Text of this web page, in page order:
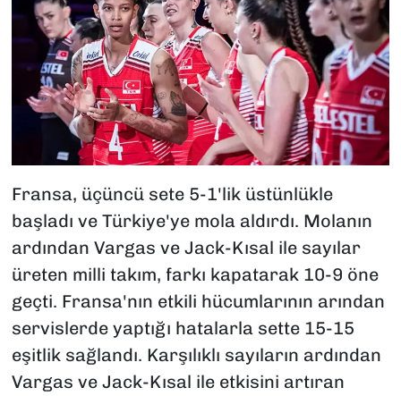
Fransa, üçüncü sete 5-1'lik üstünlükle
başladı ve Türkiye'ye mola aldırdı. Molanın
ardından Vargas ve Jack-Kısal ile sayılar
üreten milli takım, farkı kapatarak 10-9 öne
geçti. Fransa'nın etkili hücumlarının arından
servislerde yaptığı hatalarla sette 15-15
eşitlik sağlandı. Karşılıklı sayıların ardından
Vargas ve Jack-Kısal ile etkisini artıran